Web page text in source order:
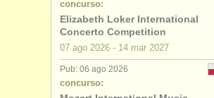
acerca de musicalchairs
editor:
anúnciese con nosotros
concurso:
Elizabeth Loker International
Concerto Competition
07 ago 2026 - 14 mar 2027
Pub: 06 ago 2026
concurso: